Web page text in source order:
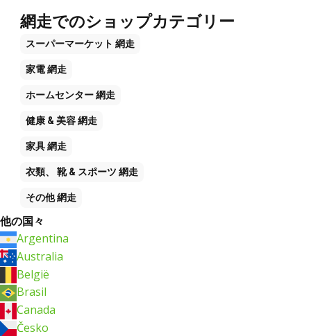
網走でのショップカテゴリー
スーパーマーケット 網走
家電網走
ホームセンター網走
健康 & 美容網走
家具網走
衣類、 靴 & スポーツ 網走
その他網走
他の国々
Argentina
Australia
België
Brasil
Canada
Česko